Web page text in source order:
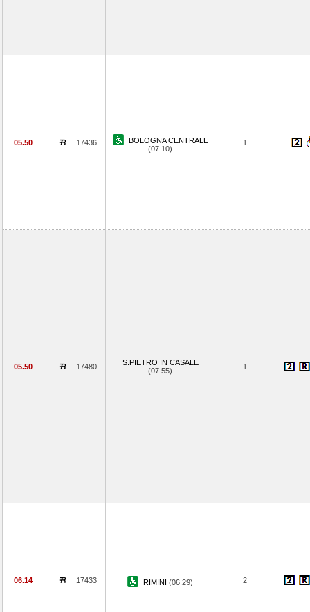
05.50 17436
BOLOGNA CENTRALE
(07.10)
1
05.50 17480
S.PIETRO IN CASALE
(07.55)
1
06.14 17433 RIMINI (06.29) 2